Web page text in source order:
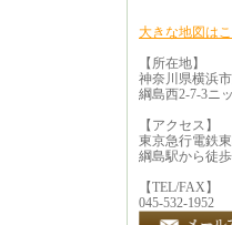
大きな地図は
【所在地】
神奈川県横浜
綱島西2-7-3ニ
【アクセス】
東京急行電鉄
綱島駅から徒
【TEL/FAX】
045-532-1952